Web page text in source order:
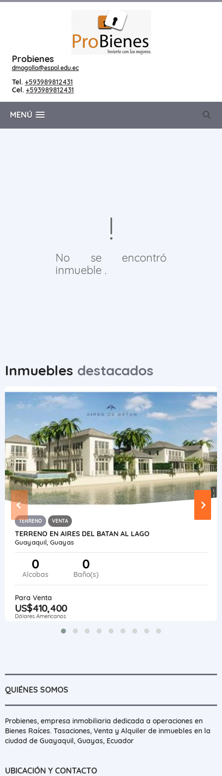
Probienes
dmogollo@espol.edu.ec
Tel. +593989812431
Cel. +593989812431
MENÚ
No se encontró
inmueble .
Inmuebles destacados
TERRENO VENTA
TERRENO EN AIRES DEL BATAN AL LAGO
Guayaquil, Guayas
0
Alcobas
0
Baño(s)
Para Venta
US$410,400
Dólares Americanos
QUIÉNES SOMOS
Probienes, empresa inmobiliaria dedicada a operaciones en
Bienes Raíces. Tasaciones, Venta y Alquiler de inmuebles en la
ciudad de Guayaquil, Guayas, Ecuador
UBICACIÓN Y CONTACTO